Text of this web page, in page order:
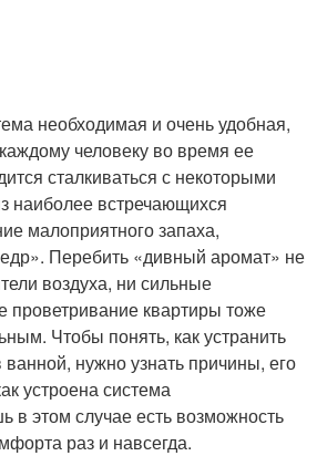
необходимая и очень удобная,
человеку во время ее
сталкиваться с некоторыми
наиболее встречающихся
малоприятного запаха,
Перебить «дивный аромат» не
воздуха, ни сильные
проветривание квартиры тоже
Чтобы понять, как устранить
ванной, нужно узнать причины, его
устроена система
в этом случае есть возможность
раз и навсегда.